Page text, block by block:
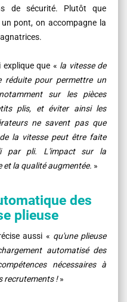
de sécurité. Plutôt que
pont, on accompagne la
que « la vitesse de
réduite pour permettre un
sur les pièces
plis, et éviter ainsi les
ne savent pas que
la vitesse peut être faite
par pli. L'impact sur la
la qualité augmentée. »
des
plieuse
aussi « qu'une plieuse
automatisé des
nécessaires à
recrutements !»